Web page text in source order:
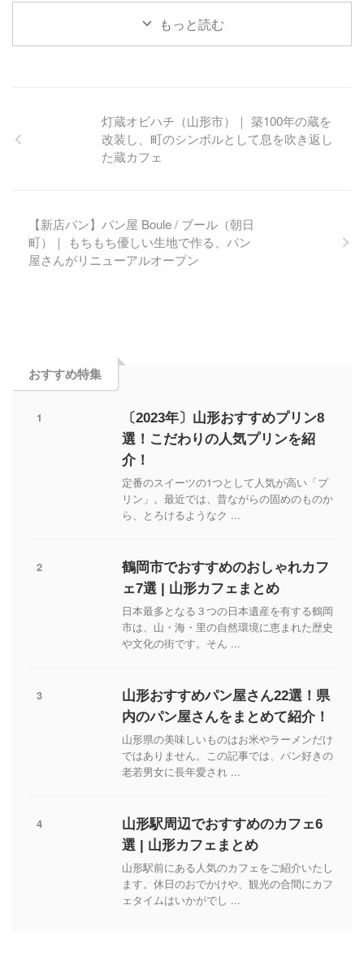
もっと読む
灯蔵オビハチ（山形市）｜ 築100年の蔵を
改装し、町のシンボルとして息を吹き返し
た蔵カフェ
【新店パン】パン屋 Boule / ブール（朝日
町）｜ もちもち優しい生地で作る、パン
屋さんがリニューアルオープン
おすすめ特集
1
〔2023年〕山形おすすめプリン8
選！こだわりの人気プリンを紹
介！
定番のスイーツの1つとして人気が高い「プ
リン」。最近では、昔ながらの固めのものか
ら、とろけるようなク ...
2
鶴岡市でおすすめのおしゃれカフ
ェ7選 | 山形カフェまとめ
日本最多となる３つの日本遺産を有する鶴岡
市は、山・海・里の自然環境に恵まれた歴史
や文化の街です。そん ...
3
山形おすすめパン屋さん22選！県
内のパン屋さんをまとめて紹介！
山形県の美味しいものはお米やラーメンだけ
ではありません。この記事では、パン好きの
老若男女に長年愛され ...
4
山形駅周辺でおすすめのカフェ6
選 | 山形カフェまとめ
山形駅前にある人気のカフェをご紹介いたし
ます。休日のおでかけや、観光の合間にカフ
ェタイムはいかがでし ...